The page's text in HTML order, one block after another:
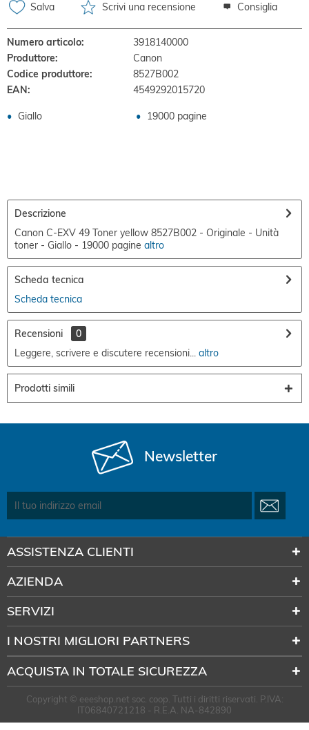
Salva Scrivi una recensione Consiglia
Numero articolo:
3918140000
Produttore:
Canon
Codice produttore:
8527B002
EAN:
4549292015720
Giallo 19000 pagine
Descrizione
Canon C-EXV 49 Toner yellow 8527B002 - Originale - Unità
toner - Giallo - 19000 pagine altro
Scheda tecnica
Scheda tecnica
Recensioni
0
Leggere, scrivere e discutere recensioni... altro
Prodotti simili
Newsletter
ASSISTENZA CLIENTI
AZIENDA
SERVIZI
I NOSTRI MIGLIORI PARTNERS
ACQUISTA IN TOTALE SICUREZZA
Copyright © eeeshop.net soc. coop. Tutti i diritti riservati. P.IVA:
IT06840721218 - R.E.A. NA-842890